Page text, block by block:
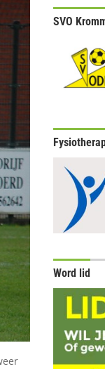
SVO
Word lid